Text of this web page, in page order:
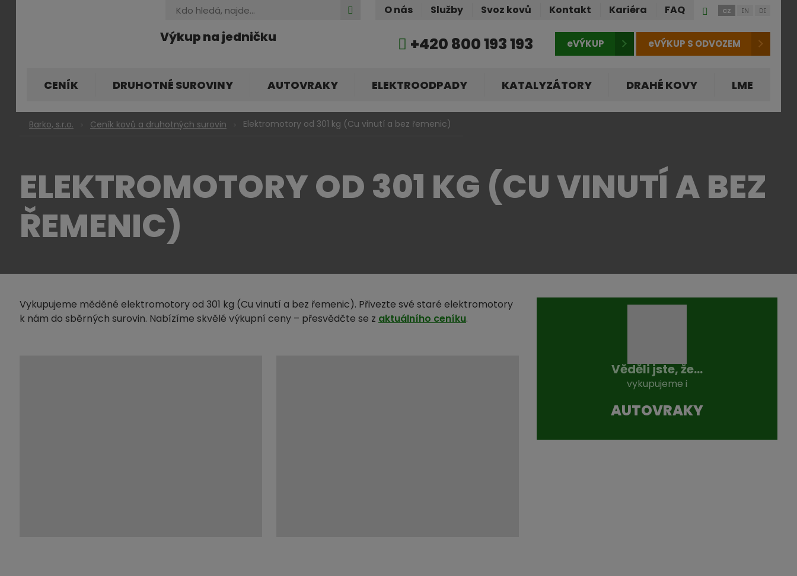
Výkup na jedničku +420 800 193 193
Vyhledávání Hledat O nás Služby Svoz kovů Kontakt Kariéra FAQ
eVÝKUP eVÝKUP S ODVOZEM
Přihlášení
klienstké
CZ EN DE
CENÍK DRUHOTNÉ SUROVINY AUTOVRAKY ELEKTROODPADY KATALYZÁTORY DRAHÉ KOVY LME
Barko, s.r.o. Ceník kovů a druhotných surovin Elektromotory od 301 kg (Cu vinutí a bez řemenic)
ELEKTROMOTORY OD 301 KG (CU VINUTÍ A BEZ
ŘEMENIC)
Vykupujeme měděné elektromotory od 301 kg (Cu vinutí a bez řemenic). Přivezte své staré elektromotory
k nám do sběrných surovin. Nabízíme skvělé výkupní ceny – přesvědčte se z aktuálního ceníku.
Věděli jste, že...
vykupujeme i
AUTOVRAKY